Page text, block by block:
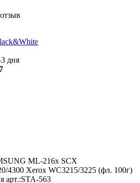
дня
ML-216x SCX
4300 Xerox WC3215/3225 (фл. 100г)
арт.:STA-563